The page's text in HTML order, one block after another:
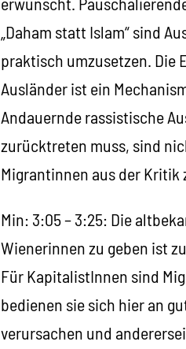
„Daham statt Islam“ sind
praktisch umzusetzen. Die
Ausländer ist ein
Andauernde rassistische
zurücktreten muss, sind
Migrantinnen aus der Kritik
Min: 3:05 – 3:25: Die
Wienerinnen zu geben ist
Für KapitalistInnen sind
bedienen sie sich hier an
verursachen und